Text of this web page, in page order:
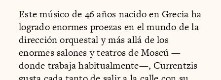
Este músico de 46 años nacido en Grecia ha
logrado enormes proezas en el mundo de la
dirección orquestal y más allá de los
enormes salones y teatros de Moscú —
donde trabaja habitualmente—, Currentzis